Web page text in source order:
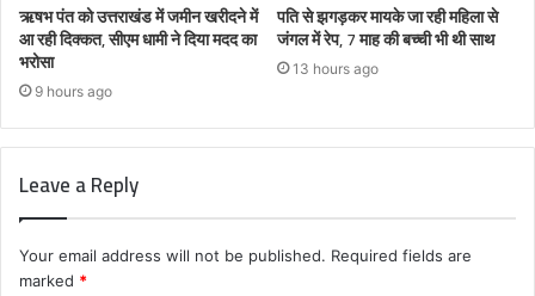
ऋषभ पंत को उत्तराखंड में जमीन खरीदने में
आ रही दिक्कत, सीएम धामी ने दिया मदद का
भरोसा
9 hours ago
पति से झगड़कर मायके जा रही महिला से
जंगल में रेप, 7 माह की बच्ची भी थी साथ
13 hours ago
Leave a Reply
Your email address will not be published. Required fields are
marked *